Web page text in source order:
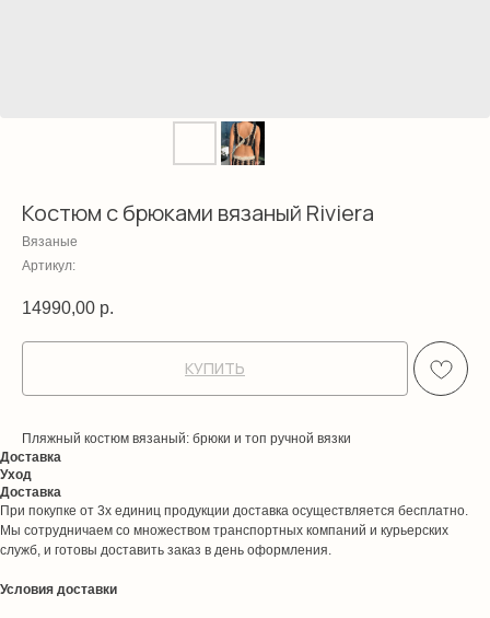
Костюм с брюками вязаный Riviera
Вязаные
Артикул:
14990,00 р.
КУПИТЬ
Пляжный костюм вязаный: брюки и топ ручной вязки
Доставка
Уход
Доставка
При покупке от 3х единиц продукции доставка осуществляется бесплатно.
Мы сотрудничаем со множеством транспортных компаний и курьерских
служб, и готовы доставить заказ в день оформления.
Условия доставки